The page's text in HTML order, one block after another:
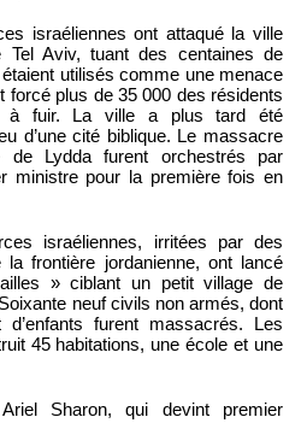
israéliennes ont attaqué la ville
Aviv, tuant des centaines de
utilisés comme une menace
forcé plus de 35 000 des résidents
à fuir. La ville a plus tard été
d’une cité biblique. Le massacre
de Lydda furent orchestrés par
ministre pour la première fois en
israéliennes, irritées par des
frontière jordanienne, ont lancé
» ciblant un petit village de
neuf civils non armés, dont
furent massacrés. Les
45 habitations, une école et une
Sharon, qui devint premier